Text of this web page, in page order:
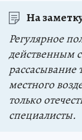
На
Регулярное
действенным
рассасывание
местного
только
специалисты.